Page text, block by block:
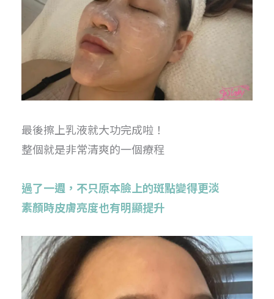
最後擦上乳液就大功完成啦！
整個就是非常清爽的一個療程
過了一週，不只原本臉上的斑點變得更淡
素顏時皮膚亮度也有明顯提升